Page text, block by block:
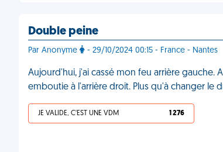
Double peine
Par Anonyme - 29/10/2024 00:15 - France - Nantes
Aujourd'hui, j'ai cassé mon feu arrière gauche.
emboutie à l'arrière droit. Plus qu'à changer le
JE VALIDE, C'EST UNE VDM 1 276